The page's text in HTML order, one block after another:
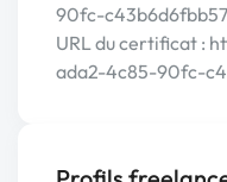
90fc-c43b6d6fbb57
URL du certificat :
ada2-4c85-90fc-